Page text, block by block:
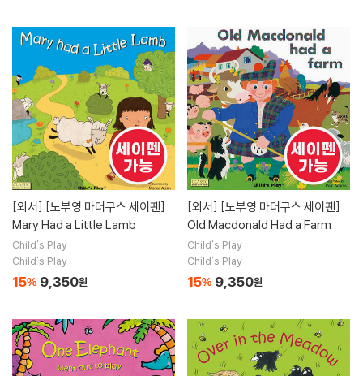
[외서]
Mary Had a Little Lamb
Child's Play
Child's Play
15% 9,350원
[외서]
Old Macdonald Had a Farm
Child's Play
Child's Play
15% 9,350원